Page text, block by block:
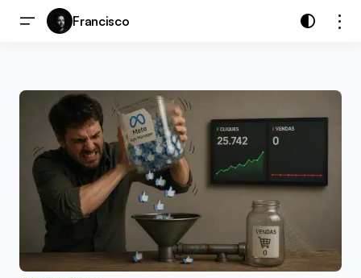
Francisco